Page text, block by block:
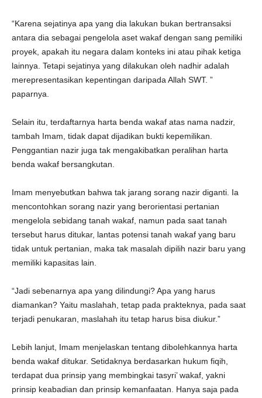
“Karena sejatinya apa yang dia lakukan bukan bertransaksi
antara dia sebagai pengelola aset wakaf dengan sang pemiliki
proyek, apakah itu negara dalam konteks ini atau pihak ketiga
lainnya. Tetapi sejatinya yang dilakukan oleh nadhir adalah
merepresentasikan kepentingan daripada Allah SWT. ”
paparnya.
Selain itu, terdaftarnya harta benda wakaf atas nama nadzir,
tambah Imam, tidak dapat dijadikan bukti kepemilikan.
Penggantian nazir juga tak mengakibatkan peralihan harta
benda wakaf bersangkutan.
Imam menyebutkan bahwa tak jarang sorang nazir diganti. Ia
mencontohkan sorang nazir yang berorientasi pertanian
mengelola sebidang tanah wakaf, namun pada saat tanah
tersebut harus ditukar, lantas potensi tanah wakaf yang baru
tidak untuk pertanian, maka tak masalah dipilih nazir baru yang
memiliki kapasitas lain.
“Jadi sebenarnya apa yang dilindungi? Apa yang harus
diamankan? Yaitu maslahah, tetap pada prakteknya, pada saat
terjadi penukaran, maslahah itu tetap harus bisa diukur.”
Lebih lanjut, Imam menjelaskan tentang dibolehkannya harta
benda wakaf ditukar. Setidaknya berdasarkan hukum fiqih,
terdapat dua prinsip yang membingkai tasyri’ wakaf, yakni
prinsip keabadian dan prinsip kemanfaatan. Hanya saja pada